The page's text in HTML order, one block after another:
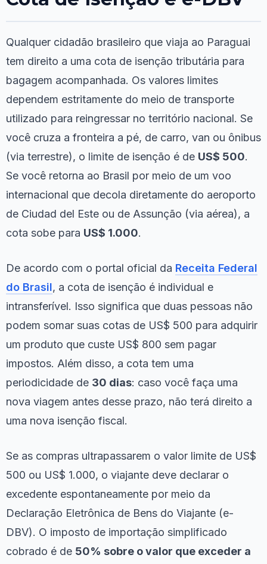
Qualquer cidadão brasileiro que viaja ao Paraguai
tem direito a uma cota de isenção tributária para
bagagem acompanhada. Os valores limites
dependem estritamente do meio de transporte
utilizado para reingressar no território nacional. Se
você cruza a fronteira a pé, de carro, van ou ônibus
(via terrestre), o limite de isenção é de US$ 500.
Se você retorna ao Brasil por meio de um voo
internacional que decola diretamente do aeroporto
de Ciudad del Este ou de Assunção (via aérea), a
cota sobe para US$ 1.000.
De acordo com o portal oficial da Receita Federal
do Brasil, a cota de isenção é individual e
intransferível. Isso significa que duas pessoas não
podem somar suas cotas de US$ 500 para adquirir
um produto que custe US$ 800 sem pagar
impostos. Além disso, a cota tem uma
periodicidade de 30 dias: caso você faça uma
nova viagem antes desse prazo, não terá direito a
uma nova isenção fiscal.
Se as compras ultrapassarem o valor limite de US$
500 ou US$ 1.000, o viajante deve declarar o
excedente espontaneamente por meio da
Declaração Eletrônica de Bens do Viajante (e-
DBV). O imposto de importação simplificado
cobrado é de 50% sobre o valor que exceder a